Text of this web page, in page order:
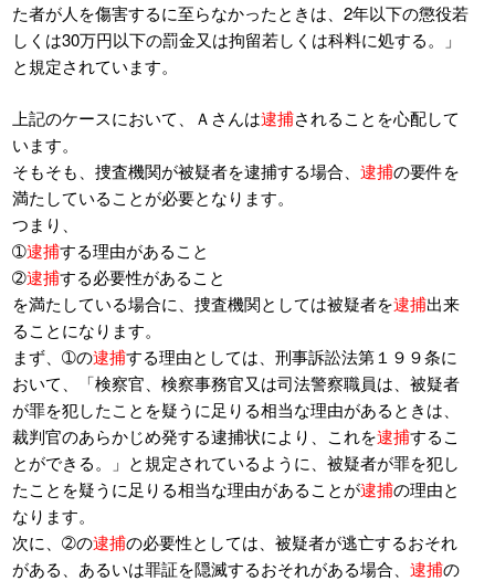
た者が人を傷害するに至らなかったときは、2年以下の懲役若
しくは30万円以下の罰金又は拘留若しくは科料に処する。」
と規定されています。
上記のケースにおいて、Ａさんは逮捕されることを心配して
います。
そもそも、捜査機関が被疑者を逮捕する場合、逮捕の要件を
満たしていることが必要となります。
つまり、
➀逮捕する理由があること
➁逮捕する必要性があること
を満たしている場合に、捜査機関としては被疑者を逮捕出来
ることになります。
まず、➀の逮捕する理由としては、刑事訴訟法第１９９条に
おいて、「検察官、検察事務官又は司法警察職員は、被疑者
が罪を犯したことを疑うに足りる相当な理由があるときは、
裁判官のあらかじめ発する逮捕状により、これを逮捕するこ
とができる。」と規定されているように、被疑者が罪を犯し
たことを疑うに足りる相当な理由があることが逮捕の理由と
なります。
次に、➁の逮捕の必要性としては、被疑者が逃亡するおそれ
がある、あるいは罪証を隠滅するおそれがある場合、逮捕の